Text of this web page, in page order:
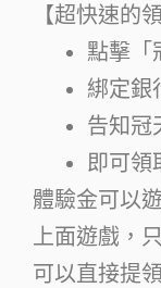
【超快速的
點擊「
綁定銀
告知冠
即可領
體驗金可以
上面遊戲，
可以直接提